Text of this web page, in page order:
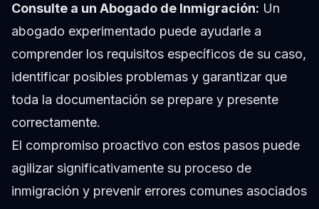
Consulte a un Abogado de Inmigración: Un
abogado experimentado puede ayudarle a
comprender los requisitos específicos de su caso,
identificar posibles problemas y garantizar que
toda la documentación se prepare y presente
correctamente.
El compromiso proactivo con estos pasos puede
agilizar significativamente su proceso de
inmigración y prevenir errores comunes asociados